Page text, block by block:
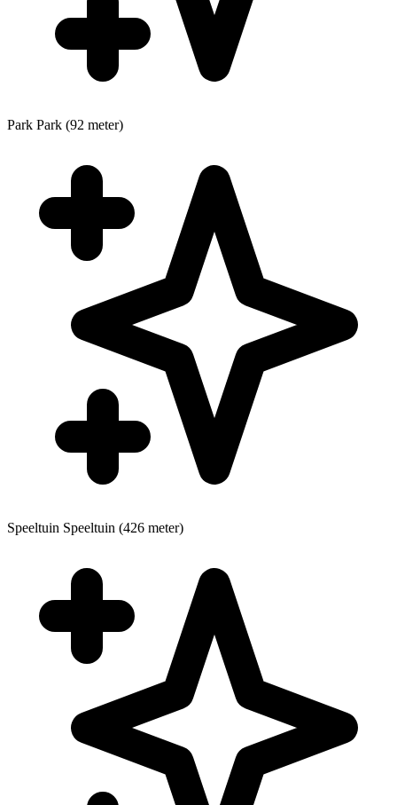
Park Park (92 meter)
Speeltuin Speeltuin (426 meter)